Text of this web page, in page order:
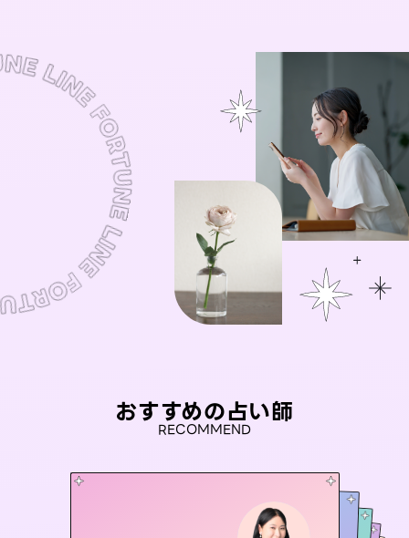
おすすめの占い師
RECOMMEND